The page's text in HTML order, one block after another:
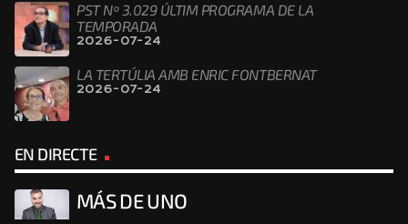
PST Nº 3.029 ÚLTIM PROGRAMA DE LA
TEMPORADA
2026-07-24
LA TERTÚLIA AMB ENRIC FONTBERNAT
2026-07-24
EN DIRECTE
MÁS DE UNO